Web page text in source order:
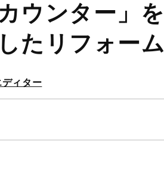
ウンター」
たリフォー
ィター